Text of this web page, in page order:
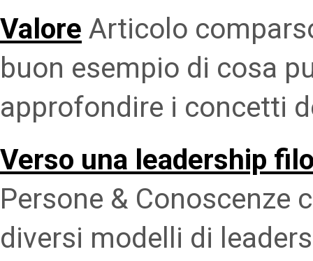
Valore Articolo
buon esempio di cosa
approfondire i concetti
Verso una leadership
Persone & Conoscenze
diversi modelli di